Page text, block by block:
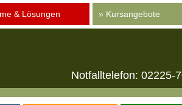
& Lösungen » Kursangebote
Notfalltelefon: 02225-